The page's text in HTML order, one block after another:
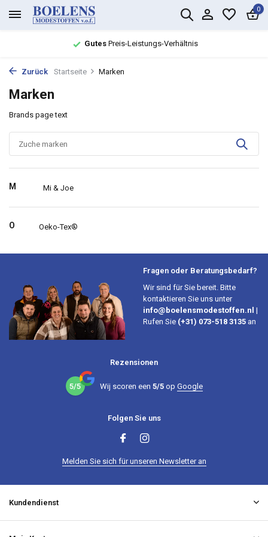
0
GutesPreis-Leistungs-Verhältnis
Zurück Startseite Marken
Marken
Brands page text
M Mi & Joe
O Oeko-Tex®
Fragen oder Beratungsbedarf?
Wir sind für Sie bereit. Bitte
kontaktieren Sie uns unter
info@boelensmodestoffen.nl |
Rufen Sie (+31) 073-518 3135 an
Rezensionen
5/5 Wij scoren een 5/5op Google
Folgen Sie uns
Melden Sie sich für unseren Newsletter an
Kundendienst